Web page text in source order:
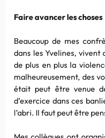
Faire avancer les choses
Beaucoup de mes
dans lesYvelines, vivent
de plus en plus la
malheureusement, des
était peut être venue
d’exercice dans ces
l’abri. Il faut peut être